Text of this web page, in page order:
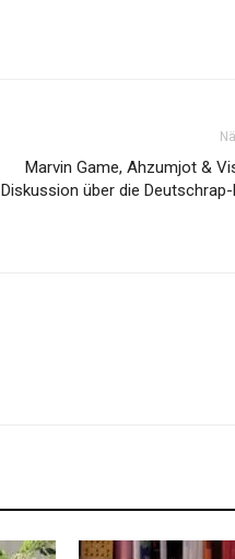
Marvin Game, Ahzumjot &
Diskussion über die